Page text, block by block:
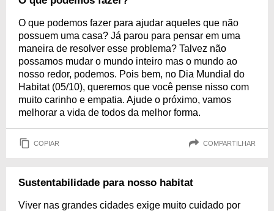
O que podemos fazer para ajudar aqueles que não
possuem uma casa? Já parou para pensar em uma
maneira de resolver esse problema? Talvez não
possamos mudar o mundo inteiro mas o mundo ao
nosso redor, podemos. Pois bem, no Dia Mundial do
Habitat (05/10), queremos que você pense nisso com
muito carinho e empatia. Ajude o próximo, vamos
melhorar a vida de todos da melhor forma.
COPIAR COMPARTILHAR
Sustentabilidade para nosso habitat
Viver nas grandes cidades exige muito cuidado por